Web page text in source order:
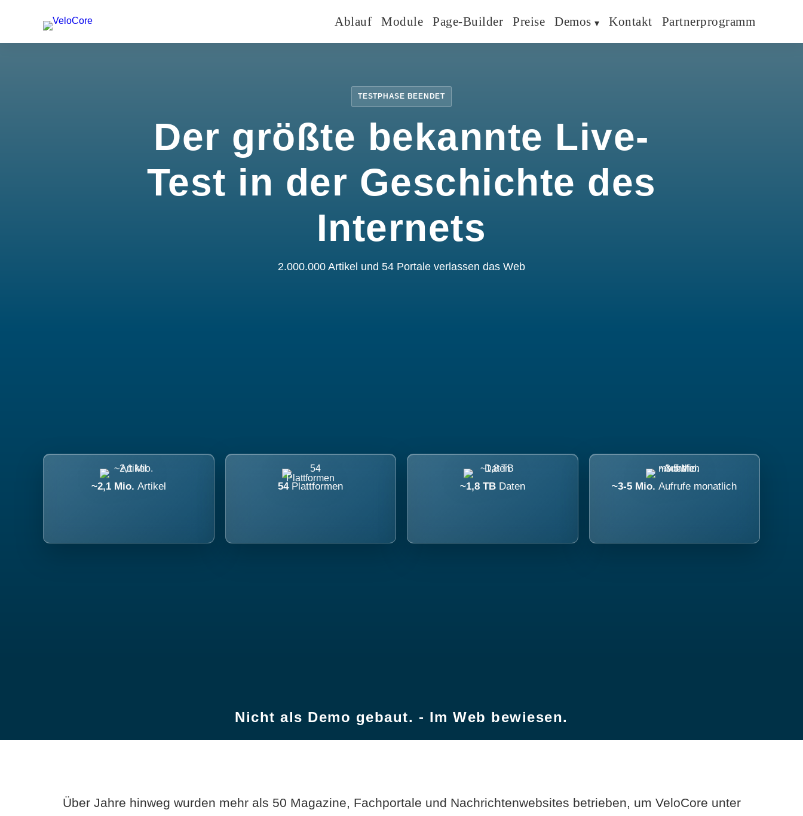
Ablauf Module Page-Builder Preise Demos Kontakt Partnerprogramm
TESTPHASE BEENDET
Der größte bekannte Live-
Test in der Geschichte des
Internets
2.000.000 Artikel und 54 Portale verlassen das Web
~2,1 Mio. Artikel 54 Plattformen ~1,8 TB Daten ~3-5 Mio.Aufrufe monatlich
Nicht als Demo gebaut. - Im Web bewiesen.
Über Jahre hinweg wurden mehr als 50 Magazine, Fachportale und Nachrichtenwebsites betrieben, um VeloCore unter